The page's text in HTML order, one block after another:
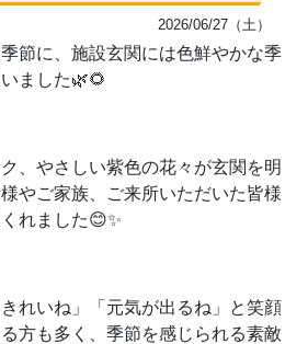
2026/06/27（土）
節に、施設玄関には色鮮やかな季
ました🌿🌻
、やさしい紫色の花々が玄関を明
やご家族、ご来所いただいた皆様
れました😊✨
れいね」「元気が出るね」と笑顔
方も多く、季節を感じられる素敵